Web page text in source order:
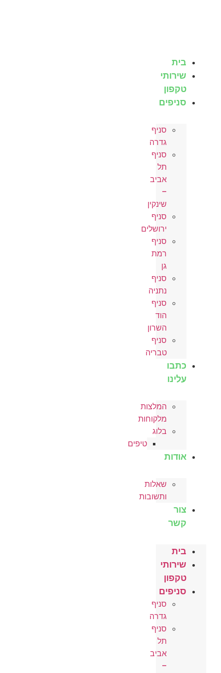
בית
שירותי
טקפון
סניפים
סניף
גדרה
סניף
תל
אביב
–
שינקין
סניף
ירושלים
סניף
רמת
גן
סניף
נתניה
סניף
הוד
השרון
סניף
טבריה
כתבו
עלינו
המלצות
מלקוחות
בלוג
טיפים
אודות
שאלות
ותשובות
צור
קשר
בית
שירותי
טקפון
סניפים
סניף
גדרה
סניף
תל
אביב
–